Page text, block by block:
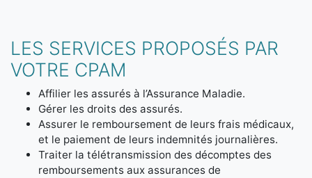
LES SERVICES PROPOSÉS PAR
VOTRE CPAM
Affilier les assurés à l’Assurance Maladie.
Gérer les droits des assurés.
Assurer le remboursement de leurs frais médicaux,
et le paiement de leurs indemnités journalières.
Traiter la télétransmission des décomptes des
remboursements aux assurances de